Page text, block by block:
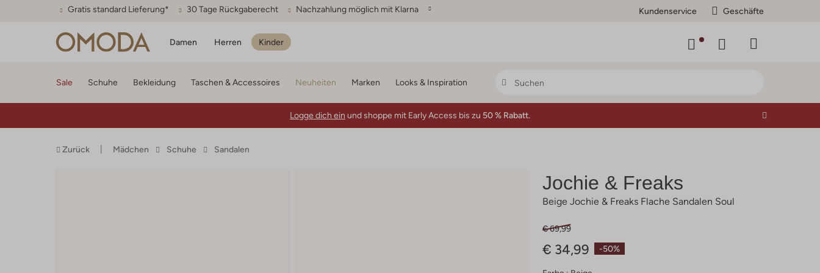
Gratis standard Lieferung* 30 Tage Rückgaberecht Nachzahlung möglich mit Klarna Kundenservice Geschäfte
Damen Herren Kinder
Sale Schuhe Bekleidung Taschen & Accessoires Neuheiten Marken Looks & Inspiration
Logge dich ein und shoppe mit Early Access bis zu 50 % Rabatt.
Zurück Mädchen Schuhe Sandalen
Jochie & Freaks
Beige Jochie & Freaks Flache Sandalen Soul
-50%
€ 69,99
€ 34,99